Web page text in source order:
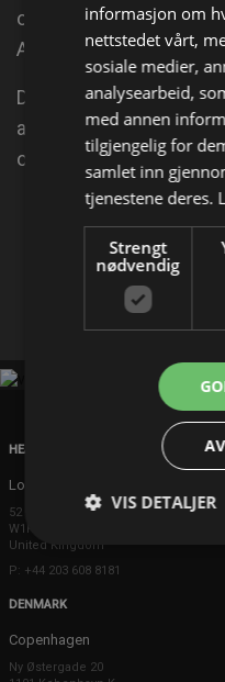
overleve. Idag: Bli med
Alaska.
De er en familie med
av sivilisasjonen, og er
overleve.
Facebook
HEAD OFFICE
London
52 Brook Street
W1K 5DS London
United Kingdom
P: +44 203 608 8181
DENMARK
Copenhagen
Ny Østergade 20
informasjon om
nettstedet vårt,
sosiale medier,
analysearbeid,
med annen
tilgjengelig for
samlet inn
tjenestene deres.
Strengt
nødvendig
VIS DETALJER